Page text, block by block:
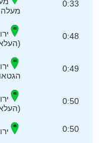
0:33
0:48
0:49
0:50
0:50